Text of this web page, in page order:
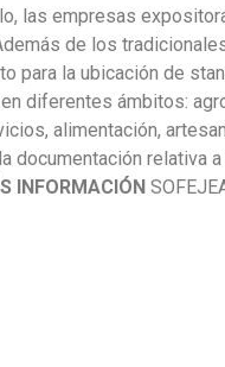
las empresas
de los
la ubicación de
diferentes ámbitos:
alimentación,
relativa
INFORMACIÓN